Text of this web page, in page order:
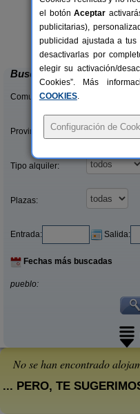
Casa Rural La
Añora
Buscar
Comunidades:
Provincias/Islas:
Tipo alquiler:
Plazas:
Entrada: Salida:
Fechas más buscadas
pueblo:
No se han encontrado
... PERO, TE
el botónAceptar
publicitarias),
publicidad ajustada a tus
desactivarlas por
elegir su activación/
Cookies”. Más
COOKIES.